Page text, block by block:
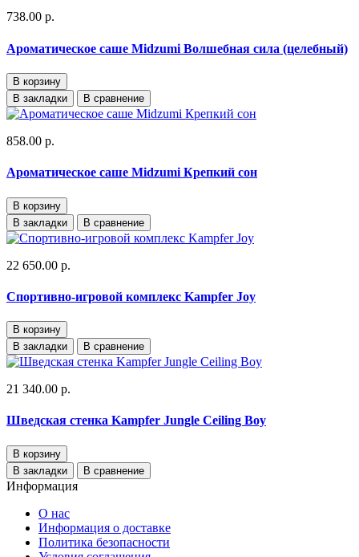
738.00 р.
Ароматическое саше Midzumi Волшебная сила (целебный)
В корзину
В закладки
В сравнение
858.00 р.
Ароматическое саше Midzumi Крепкий сон
В корзину
В закладки
В сравнение
22 650.00 р.
Спортивно-игровой комплекс Kampfer Joy
В корзину
В закладки
В сравнение
21 340.00 р.
Шведская стенка Kampfer Jungle Ceiling Boy
В корзину
В закладки
В сравнение
Информация
О нас
Информация о доставке
Политика безопасности